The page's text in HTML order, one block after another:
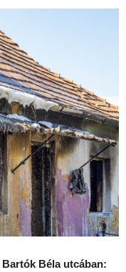
Béla utcában: